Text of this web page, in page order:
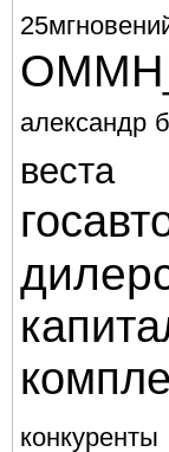
александр
веста
конкуренты